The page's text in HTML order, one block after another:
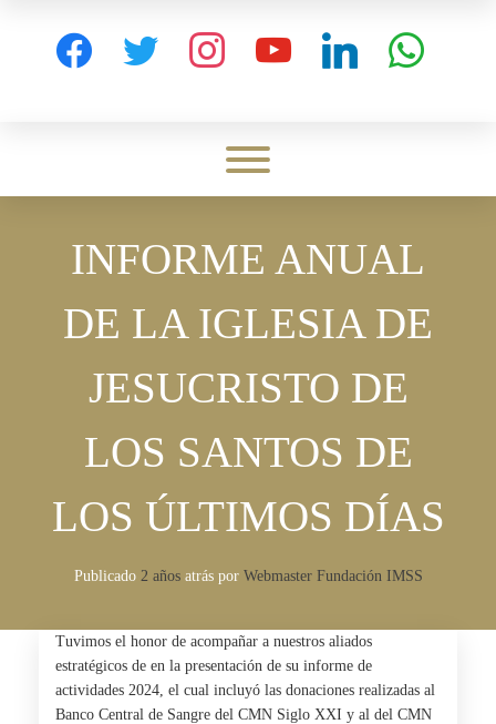
facebook twitter instagram youtube linkedin whatsapp
Toggle menu visibility.
INFORME ANUAL
DE LA IGLESIA DE
JESUCRISTO DE
LOS SANTOS DE
LOS ÚLTIMOS DÍAS
Publicado 2 añosatrás por Webmaster Fundación IMSS
Tuvimos el honor de acompañar a nuestros aliados
estratégicos de en la presentación de su informe de
actividades 2024, el cual incluyó las donaciones realizadas al
Banco Central de Sangre del CMN Siglo XXI y al del CMN